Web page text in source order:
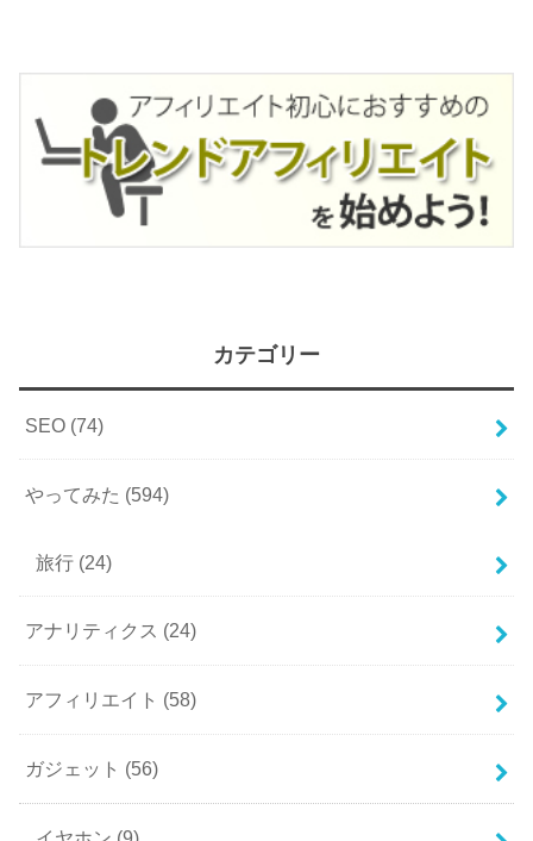
カテゴリー
SEO (74)
やってみた (594)
旅行 (24)
アナリティクス (24)
アフィリエイト (58)
ガジェット (56)